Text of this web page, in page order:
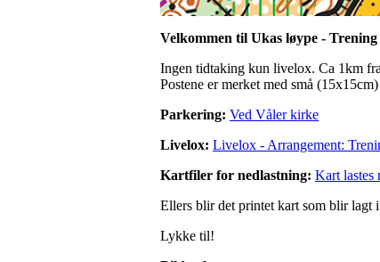
Velkommen til Ukas løype -
Ingen tidtaking kun livelox. Ca 1km
Postene er merket med små
Parkering: Ved Våler kirke
Livelox: Livelox - Arrangement:
Kartfiler for nedlastning: Kart lastes
Ellers blir det printet kart som blir lagt
Lykke til!